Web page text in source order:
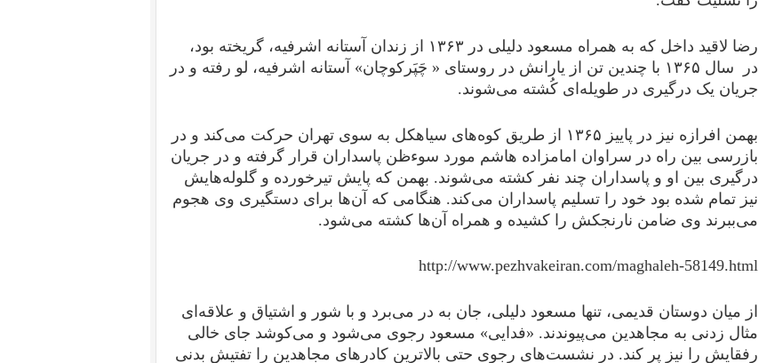
رضا لاقید داخل که به همراه مسعود دلیلی در ۱۳۶۳ از زندان آستانه اشرفیه، گریخته بود،
در سال ۱۳۶۵ با چندین تن از یارانش در روستای « چَپَرکوچان» آستانه اشرفیه، لو رفته و در
جریان یک درگیری در طویله‌ای کُشته می‌شوند.
بهمن افرازه نیز در پاییز ۱۳۶۵ از طریق کوه‌های سیاهکل به سوی تهران حرکت می‌کند و در
بازرسی بین راه در سراوان امامزاده هاشم مورد سوءظن پاسداران قرار گرفته و در جریان
درگیری بین او و پاسداران چند نفر کشته می‌شوند. بهمن که پایش تیرخورده و گلوله‌‌هایش
نیز تمام شده بود خود را تسلیم پاسداران می‌کند. هنگامی که آن‌ها برای دستگیری وی هجوم
می‌ببرند وی ضامن نارنجکش را کشیده و همراه آن‌ها کشته می‌شود.
http://www.pezhvakeiran.com/maghaleh-58149.html
از میان دوستان قدیمی، تنها مسعود دلیلی، جان به در می‌برد و با شور و اشتیاق و علاقه‌ای
مثال زدنی به مجاهدین می‌پیوندند. «فدایی» مسعود رجوی می‌شود و می‌کوشد جای خالی
رفقایش را نیز پر کند. در نشست‌های رجوی حتی بالاترین کادرهای مجاهدین را تفتیش بدنی